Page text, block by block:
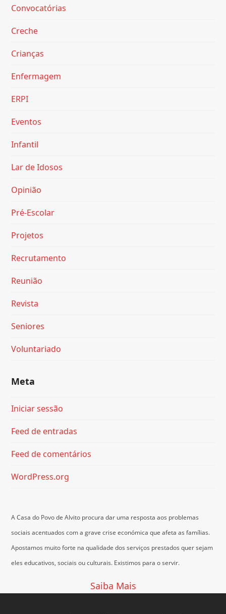
Convocatórias
Creche
Crianças
Enfermagem
ERPI
Eventos
Infantil
Lar de Idosos
Opinião
Pré-Escolar
Projetos
Recrutamento
Reunião
Revista
Seniores
Voluntariado
Meta
Iniciar sessão
Feed de entradas
Feed de comentários
WordPress.org
A Casa do Povo de Alvito procura dar uma resposta aos problemas
sociais acentuados com a grave crise económica que afeta as famílias.
Apostamos muito forte na qualidade dos serviços prestados quer sejam
eles educativos, sociais ou culturais. Existimos para o servir.
Saiba Mais